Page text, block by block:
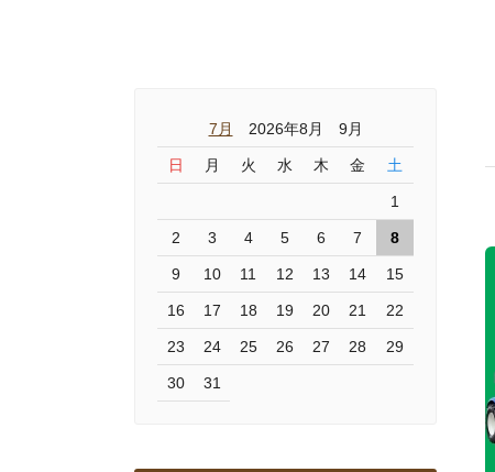
7月 2026年8月 9月
日 月 火 水 木 金 土
1
2 3 4 5 6 7 8
9 10 11 12 13 14 15
16 17 18 19 20 21 22
23 24 25 26 27 28 29
30 31